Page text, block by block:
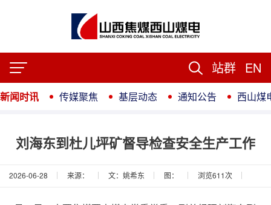
站群 EN
新闻时讯 传媒聚焦 基层动态 通知公告 西山煤
刘海东到杜儿坪矿督导检查安全生产工作
2026-06-28 来源： 文：姚希东 图： 浏览611次